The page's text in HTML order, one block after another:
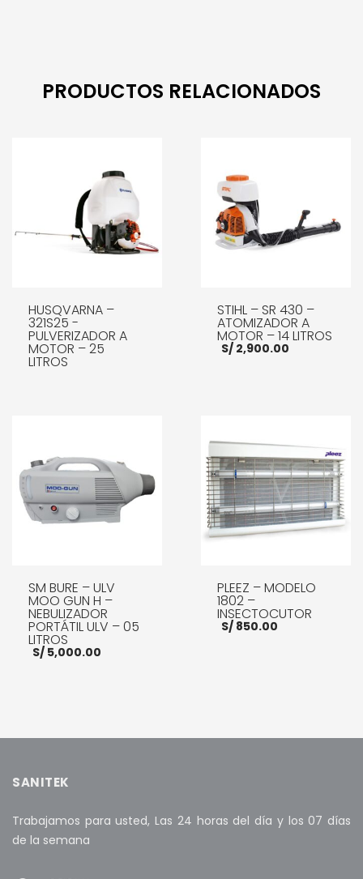
PRODUCTOS RELACIONADOS
HUSQVARNA –
321S25 -
PULVERIZADOR A
MOTOR – 25
LITROS
STIHL – SR 430 –
ATOMIZADOR A
MOTOR – 14 LITROS
S/2,900.00
SM BURE – ULV
MOO GUN H –
NEBULIZADOR
PORTÁTIL ULV – 05
LITROS
S/ 5,000.00
PLEEZ – MODELO
1802 –
INSECTOCUTOR
S/850.00
SANITEK
Trabajamos para usted, Las 24 horas del día y los 07 días
de la semana